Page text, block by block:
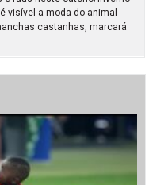
visível a moda do animal
castanhas, marcará